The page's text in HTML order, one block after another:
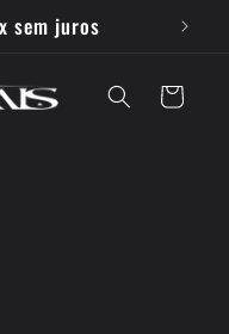
sem juros
Carrinho